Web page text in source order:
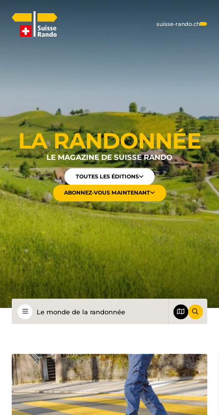
suisse-rando.ch
LA RANDONNÉE
LE MAGAZINE DE SUISSE RANDO
TOUTES LES ÉDITIONS
ABONNEZ-VOUS MAINTENANT